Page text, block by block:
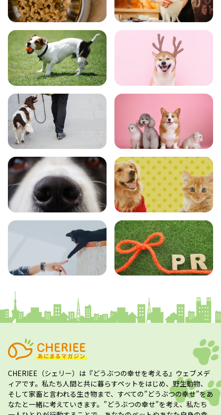
食事 お手入れ
トレーニング グッズ
おでかけ 図鑑
エンタメ クイズ
CHERIEE（シェリー） は『どうぶつの幸せを考える』ウェブメデ
ィアです。私たち人間と共に暮らすペットをはじめ、野生動物、
そして家畜と言われる生き物まで、すべての”どうぶつの幸せ”をあ
なたと一緒に考えていきます。”どうぶつの幸せ”を考え、私たち